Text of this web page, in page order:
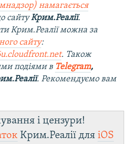
намагається
сайтуКрим.Реалії.
Крим.Реалії можна за
сайту:
. Також
подіями в Telegram,
. Рекомендуємо вам
і цензури!
Крим.Реалії для iOS